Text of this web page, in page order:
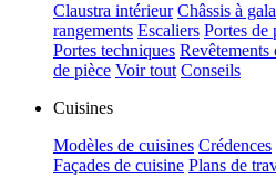
Claustra intérieur Châssis à
rangements Escaliers Portes de
Portes techniques Revêtements
de pièce Voir tout Conseils
Cuisines
Modèles de cuisines Crédences
Façades de cuisine Plans de